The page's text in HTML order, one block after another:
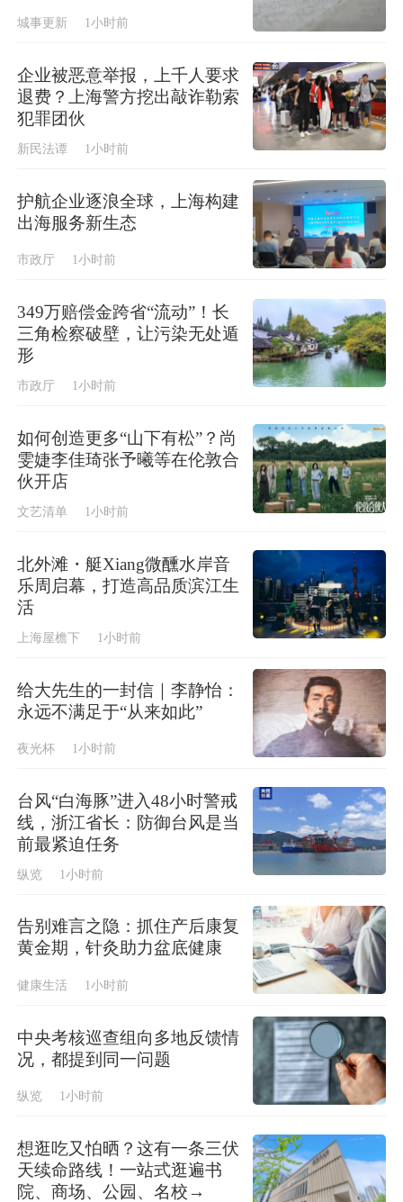
城事更新 1小时前
企业被恶意举报，上千人要求
退费？上海警方挖出敲诈勒索
犯罪团伙
新民法谭 1小时前
护航企业逐浪全球，上海构建
出海服务新生态
市政厅 1小时前
349万赔偿金跨省“流动”！长
三角检察破壁，让污染无处遁
形
市政厅 1小时前
如何创造更多“山下有松”？尚
雯婕李佳琦张予曦等在伦敦合
伙开店
文艺清单 1小时前
北外滩・艇Xiang微醺水岸音
乐周启幕，打造高品质滨江生
活
上海屋檐下 1小时前
给大先生的一封信｜李静怡：
永远不满足于“从来如此”
夜光杯 1小时前
台风“白海豚”进入48小时警戒
线，浙江省长：防御台风是当
前最紧迫任务
纵览 1小时前
告别难言之隐：抓住产后康复
黄金期，针灸助力盆底健康
健康生活 1小时前
中央考核巡查组向多地反馈情
况，都提到同一问题
纵览 1小时前
想逛吃又怕晒？这有一条三伏
天续命路线！一站式逛遍书
院、商场、公园、名校→